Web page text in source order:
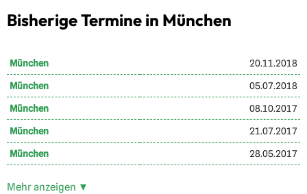
Bisherige Termine in München
München 20.11.2018
München 05.07.2018
München 08.10.2017
München 21.07.2017
München 28.05.2017
Mehr anzeigen ▼